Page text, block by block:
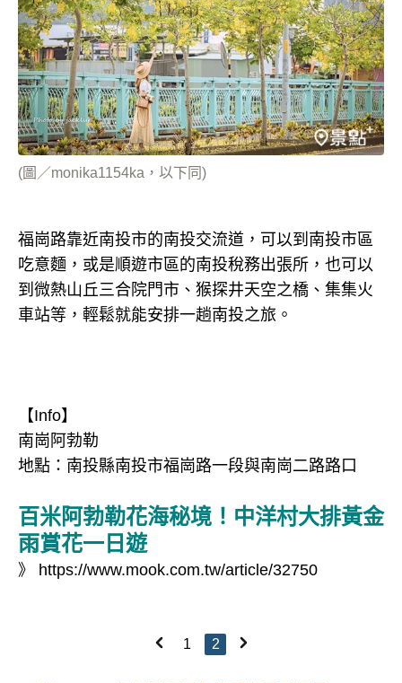
(圖／monika1154ka，以下同)
福崗路靠近南投市的南投交流道，可以到南投市區
吃意麵，或是順遊市區的南投稅務出張所，也可以
到微熱山丘三合院門市、猴探井天空之橋、集集火
車站等，輕鬆就能安排一趟南投之旅。
【Info】
南崗阿勃勒
地點：南投縣南投市福崗路一段與南崗二路路口
百米阿勃勒花海秘境！中洋村大排黃金
雨賞花一日遊
》 https://www.mook.com.tw/article/32750
1 2